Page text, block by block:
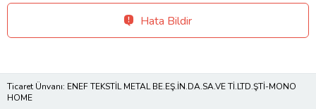
Hata Bildir
Ticaret Ünvanı: ENEF TEKSTİL METAL BE.EŞ.İN.DA.SA.VE Tİ.LTD.ŞTİ-MONO
HOME